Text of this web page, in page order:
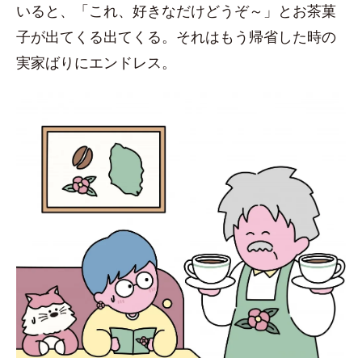
いると、「これ、好きなだけどうぞ～」とお茶菓
子が出てくる出てくる。それはもう帰省した時の
実家ばりにエンドレス。